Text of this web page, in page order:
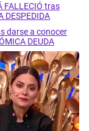
FALLECIÓ tras
DESPEDIDA
darse a conocer
DEUDA